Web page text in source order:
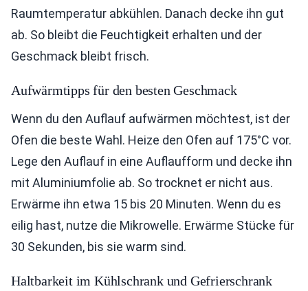
Raumtemperatur abkühlen. Danach decke ihn gut
ab. So bleibt die Feuchtigkeit erhalten und der
Geschmack bleibt frisch.
Aufwärmtipps für den besten Geschmack
Wenn du den Auflauf aufwärmen möchtest, ist der
Ofen die beste Wahl. Heize den Ofen auf 175°C vor.
Lege den Auflauf in eine Auflaufform und decke ihn
mit Aluminiumfolie ab. So trocknet er nicht aus.
Erwärme ihn etwa 15 bis 20 Minuten. Wenn du es
eilig hast, nutze die Mikrowelle. Erwärme Stücke für
30 Sekunden, bis sie warm sind.
Haltbarkeit im Kühlschrank und Gefrierschrank